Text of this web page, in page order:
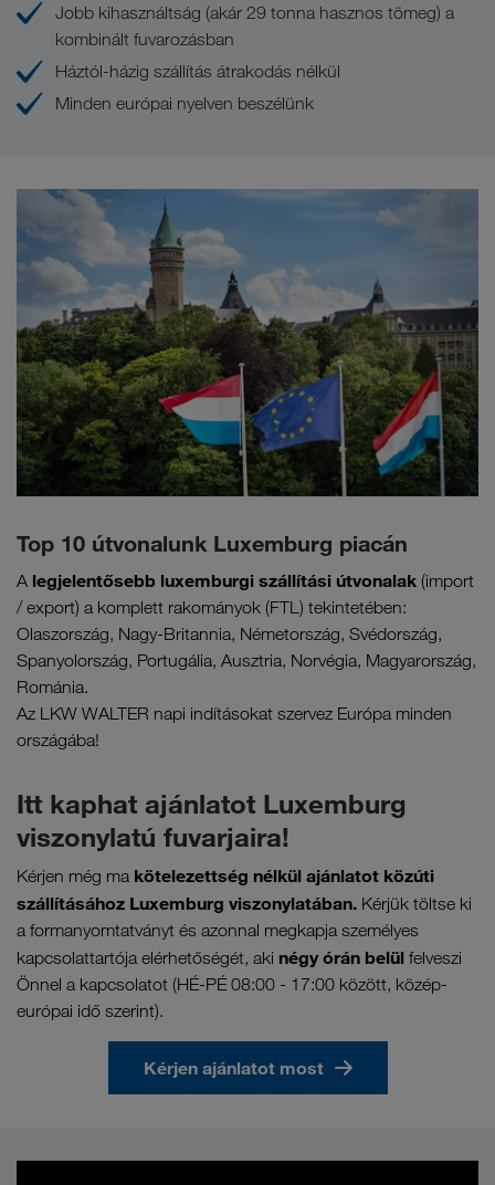
Jobb kihasználtság (akár 29 tonna hasznos tömeg) a
kombinált fuvarozásban
Háztól-házig szállítás átrakodás nélkül
Minden európai nyelven beszélünk
Top 10 útvonalunk Luxemburg piacán
A legjelentősebb luxemburgi szállítási útvonalak (import
/ export) a komplett rakományok (FTL) tekintetében:
Olaszország, Nagy-Britannia, Németország, Svédország,
Spanyolország, Portugália, Ausztria, Norvégia, Magyarország,
Románia.
Az LKW WALTER napi indításokat szervez Európa minden
országába!
Itt kaphat ajánlatot Luxemburg
viszonylatú fuvarjaira!
Kérjen még ma kötelezettség nélkül ajánlatot közúti
szállításához Luxemburg viszonylatában. Kérjük töltse ki
a formanyomtatványt és azonnal megkapja személyes
kapcsolattartója elérhetőségét, aki négy órán belül felveszi
Önnel a kapcsolatot (HÉ-PÉ 08:00 - 17:00 között, közép-
európai idő szerint).
Kérjen ajánlatot most